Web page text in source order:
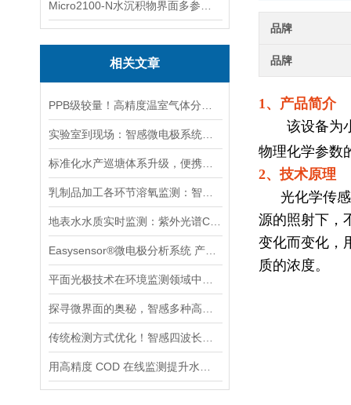
相关文章
品牌
品牌
1、产品简介
该设备为小
物理化学参数
2、技术原理
光化学传
源的照射下，
变化而变化，
质的浓度。